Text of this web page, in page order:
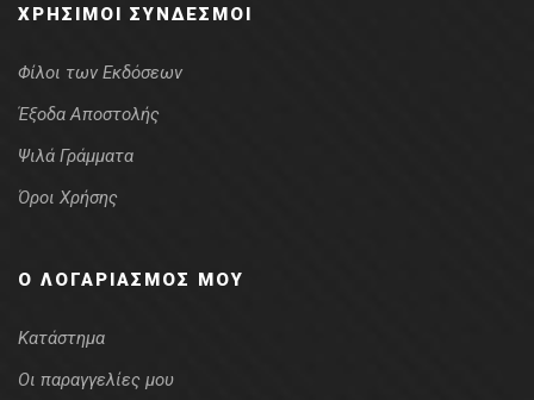
ΧΡΉΣΙΜΟΙ ΣΎΝΔΕΣΜΟΙ
Φίλοι των Εκδόσεων
Έξοδα Αποστολής
Ψιλά Γράμματα
Όροι Χρήσης
Ο ΛΟΓΑΡΙΑΣΜΌΣ ΜΟΥ
Κατάστημα
Οι παραγγελίες μου